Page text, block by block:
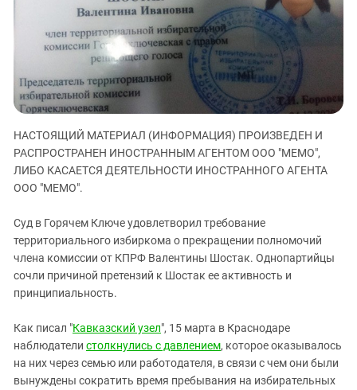
ЗАСТАВЛЯЕТ
КАВКАЗ ЗА ПАЛЕСТИНУ
ИНАКОМЫСЛИЕ В ЧЕЧНЕ
ПРЕСЛЕДОВАНИЕ АКТИВИСТОВ
МОБИЛИЗАЦИЯ И ПРОТЕСТЫ
Ингушетия
Кабардино-Балкария
Калмыкия
Карачаево-Черкесия
Краснодарский край
Российская Федерация
Северная Осетия - Алания
СКФО
Ставропольский край
Южная Осетия
Южный Кавказ
ЮФО
НАСТОЯЩИЙ МАТЕРИАЛ (ИНФОРМАЦИЯ) ПРОИЗВЕДЕН И
РАСПРОСТРАНЕН ИНОСТРАННЫМ АГЕНТОМ ООО "МЕМО",
ЛИБО КАСАЕТСЯ ДЕЯТЕЛЬНОСТИ ИНОСТРАННОГО АГЕНТА
ООО "МЕМО".
Суд в Горячем Ключе удовлетворил требование
территориального избиркома о прекращении полномочий
члена комиссии от КПРФ Валентины Шостак. Однопартийцы
сочли причиной претензий к Шостак ее активность и
принципиальность.
Как писал "Кавказский узел", 15 марта в Краснодаре
наблюдатели столкнулись с давлением, которое оказывалось
на них через семью или работодателя, в связи с чем они были
вынуждены сократить время пребывания на избирательных